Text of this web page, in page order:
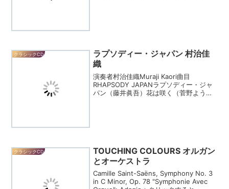
クラシックCD
ラプソディー・ジャパン 村治佳
織
演奏者村治佳織Muraji Kaori曲目
RHAPSODY JAPANラプソディー・ジャ
パン（藤井眞吾）花は咲く（菅野よう子
クラシックCD
TOUCHING COLOURS オルガン
とオーケストラ
Camille Saint-Saëns, Symphony No. 3
in C Minor, Op. 78 "Symphonie Avec